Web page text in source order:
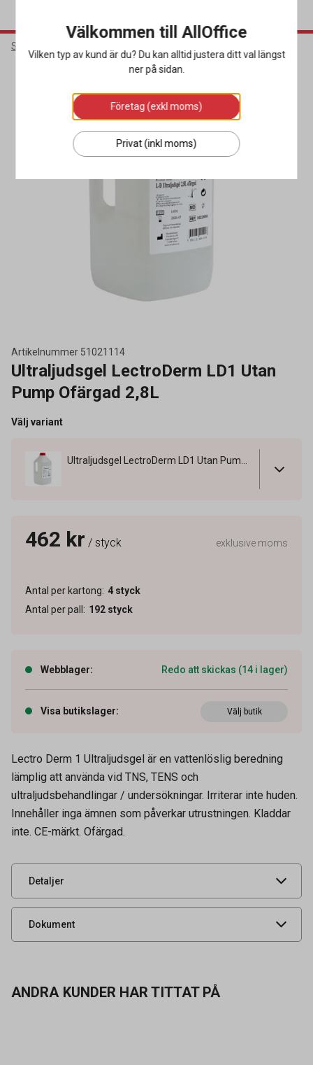
Städ & Hygien
Artikelnummer 51021114
Ultraljudsgel LectroDerm LD1 Utan
Pump Ofärgad 2,8L
Välj variant
462 kr / styck exklusive moms
Antal per kartong: 4 styck
Antal per pall : 192 styck
Webblager: Redo att skickas (14 i lager)
Visa butikslager: Välj butik
Lectro Derm 1 Ultraljudsgel är en vattenlöslig beredning
lämplig att använda vid TNS, TENS och
ultraljudsbehandlingar / undersökningar. Irriterar inte huden.
Innehåller inga ämnen som påverkar utrustningen. Kladdar
inte. CE-märkt. Ofärgad.
Detaljer
Artikelnummer
Volym 2 l
Leverantörens
UNSPSC 53131600
Dokument
Produktdatablad
ANDRA KUNDER HAR TITTAT PÅ
Välkommen till AllOffice
Vilken typ av kund är du? Du kan alltid justera ditt val längst
ner på sidan.
Företag (exkl moms)
Privat (inkl moms)